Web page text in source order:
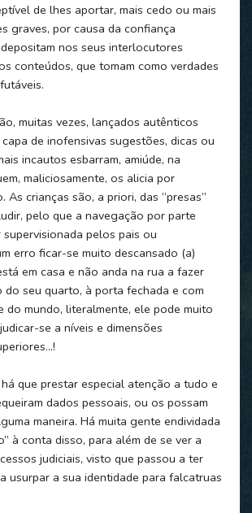
de lhes aportar, mais cedo ou mais
graves, por causa da confiança
nos seus interlocutores
conteúdos, que tomam como verdades
muitas vezes, lançados autênticos
capa de inofensivas sugestões, dicas ou
incautos esbarram, amiúde, na
maliciosamente, os alicia por
As crianças são, a priori, das “presas”
pelo que a navegação por parte
pelos pais ou
erro ficar-se muito descansado (a)
em casa e não anda na rua a fazer
do seu quarto, à porta fechada e com
do mundo, literalmente, ele pode muito
se a níveis e dimensões
que prestar especial atenção a tudo e
dados pessoais, ou os possam
maneira. Há muita gente endividada
à conta disso, para além de se ver a
judiciais, visto que passou a ter
usurpar a sua identidade para falcatruas